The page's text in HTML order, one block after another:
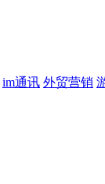
im通讯 外贸营销